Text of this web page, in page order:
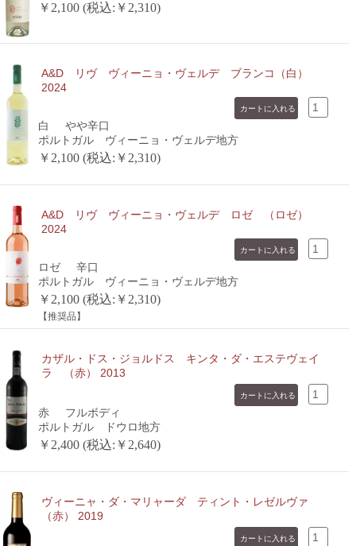
￥2,100 (税込:￥2,310)
A&D リヴ ヴィーニョ・ヴェルデ ブランコ（白）
2024
白
やや辛口
ポルトガル ヴィーニョ・ヴェルデ地方
￥2,100 (税込:￥2,310)
A&D リヴ ヴィーニョ・ヴェルデ ロゼ （ロゼ）
2024
ロゼ
辛口
ポルトガル ヴィーニョ・ヴェルデ地方
￥2,100 (税込:￥2,310)
【推奨品】
カザル・ドス・ジョルドス キンタ・ダ・エステヴェイ
ラ （赤） 2013
赤
フルボディ
ポルトガル ドウロ地方
￥2,400 (税込:￥2,640)
ヴィーニャ・ダ・マリャーダ ティント・レゼルヴァ
（赤） 2019